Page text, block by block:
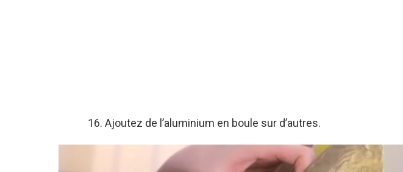
16. Ajoutez de l’aluminium en boule sur d’autres.